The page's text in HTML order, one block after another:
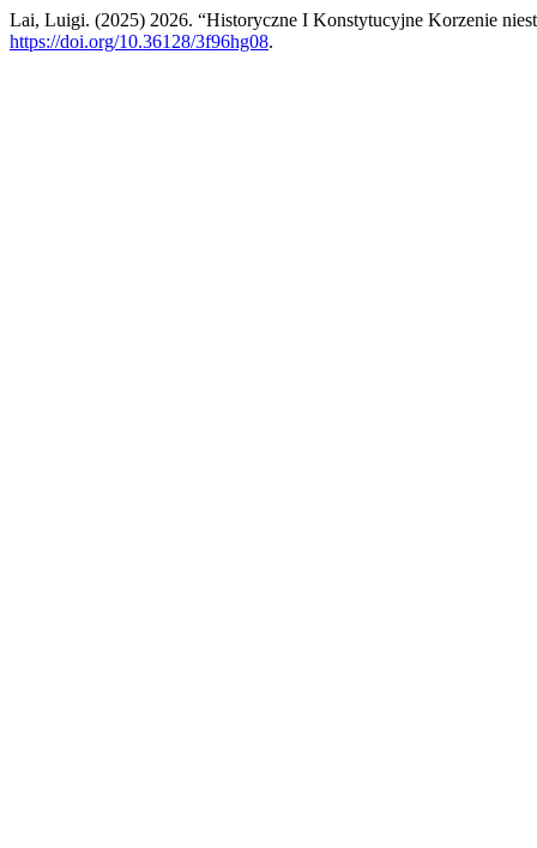
Lai, Luigi. (2025) 2026. “Historyczne I Konstytucyjne Korzenie
https://doi.org/10.36128/3f96hg08.